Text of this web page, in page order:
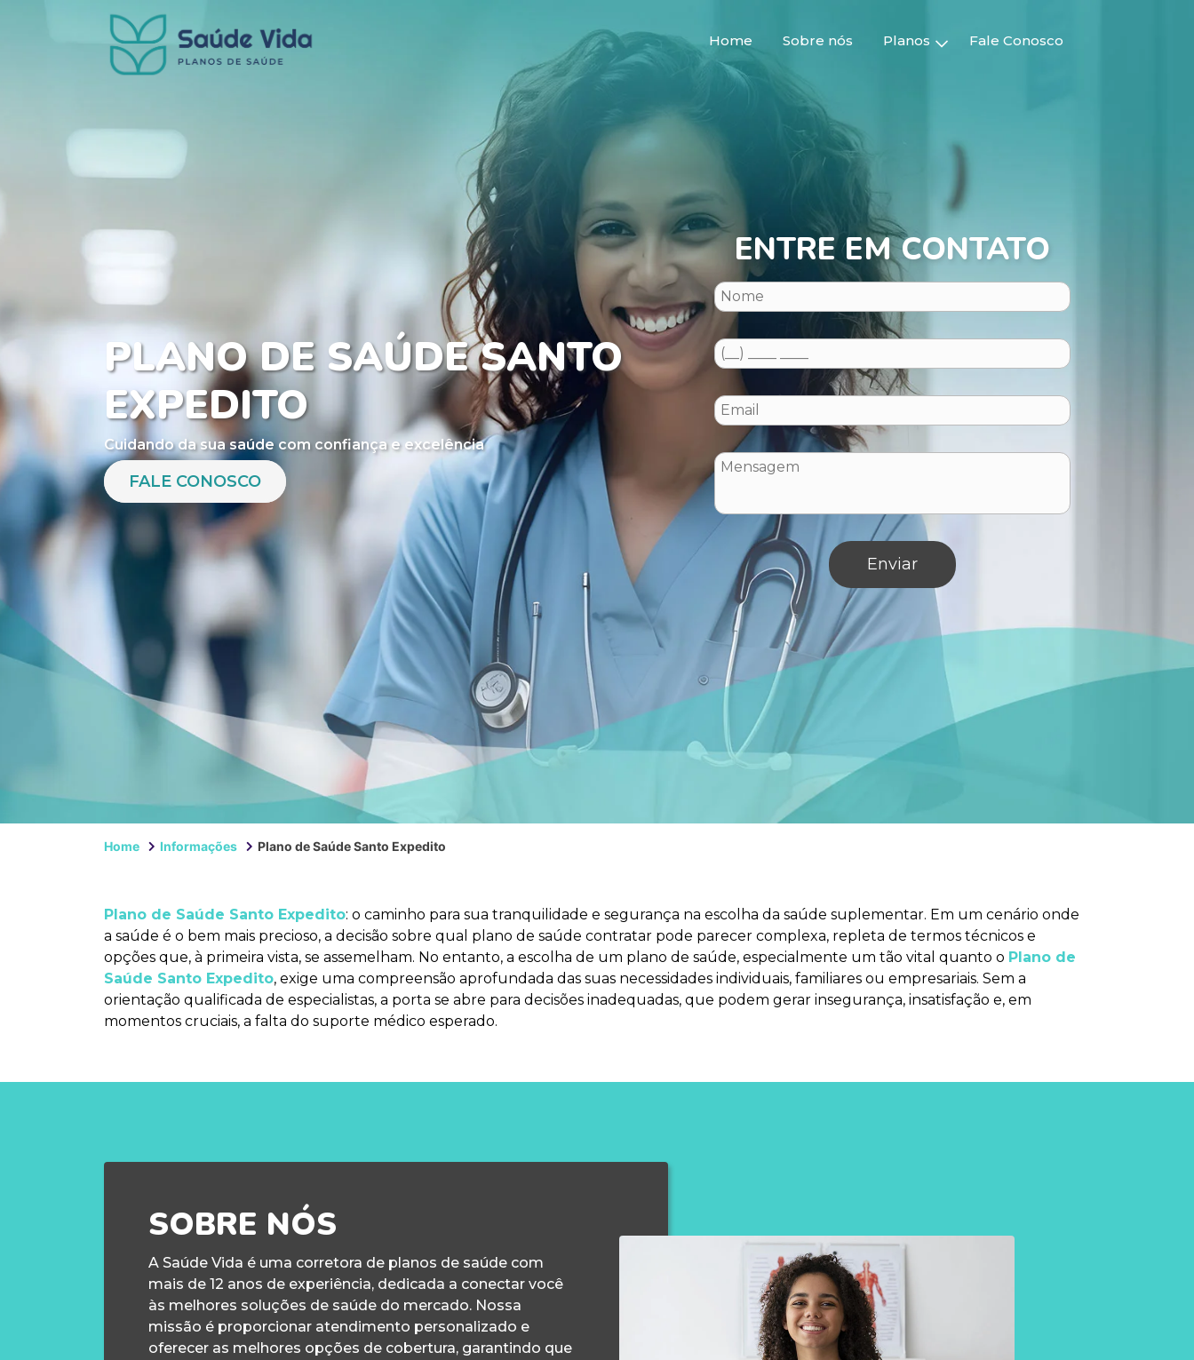
Home Sobre nós Planos Fale Conosco
PLANO DE SAÚDE SANTO
EXPEDITO
Cuidando da sua saúde com confiança e excelência
FALE CONOSCO
ENTRE EM CONTATO
Home Informações Plano de Saúde Santo Expedito
Plano de Saúde Santo Expedito: o caminho para sua tranquilidade e segurança na escolha da saúde suplementar. Em um cenário onde
a saúde é o bem mais precioso, a decisão sobre qual plano de saúde contratar pode parecer complexa, repleta de termos técnicos e
opções que, à primeira vista, se assemelham. No entanto, a escolha de um plano de saúde, especialmente um tão vital quanto o Plano de
Saúde Santo Expedito, exige uma compreensão aprofundada das suas necessidades individuais, familiares ou empresariais. Sem a
orientação qualificada de especialistas, a porta se abre para decisões inadequadas, que podem gerar insegurança, insatisfação e, em
momentos cruciais, a falta do suporte médico esperado.
SOBRE NÓS
A Saúde Vida é uma corretora de planos de saúde com
mais de 12 anos de experiência, dedicada a conectar você
às melhores soluções de saúde do mercado. Nossa
missão é proporcionar atendimento personalizado e
oferecer as melhores opções de cobertura, garantindo que